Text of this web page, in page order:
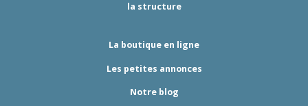
la structure
La boutique en ligne
Les petites annonces
Notre blog